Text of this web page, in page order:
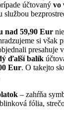
účtovaný vo
službou
nad 59,90 Eur
si však
presahuje
ďalší balík
Eur. O takejto
– zahŕňa
fólia,